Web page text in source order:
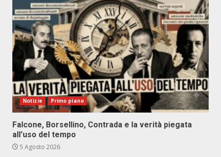
Notizie Primo piano
Falcone, Borsellino, Contrada e la verità piegata
all’uso del tempo
5 Agosto 2026